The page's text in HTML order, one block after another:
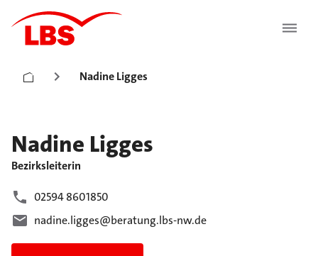
Nadine Ligges
Nadine Ligges
Bezirksleiterin
02594 8601850
nadine.ligges@beratung.lbs-nw.de